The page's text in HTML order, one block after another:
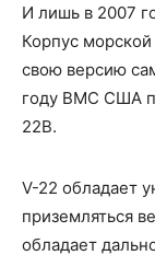
И лишь в 2007
Корпус
свою версию
году ВМС США
22B.
V-22 обладает
приземляться
обладает